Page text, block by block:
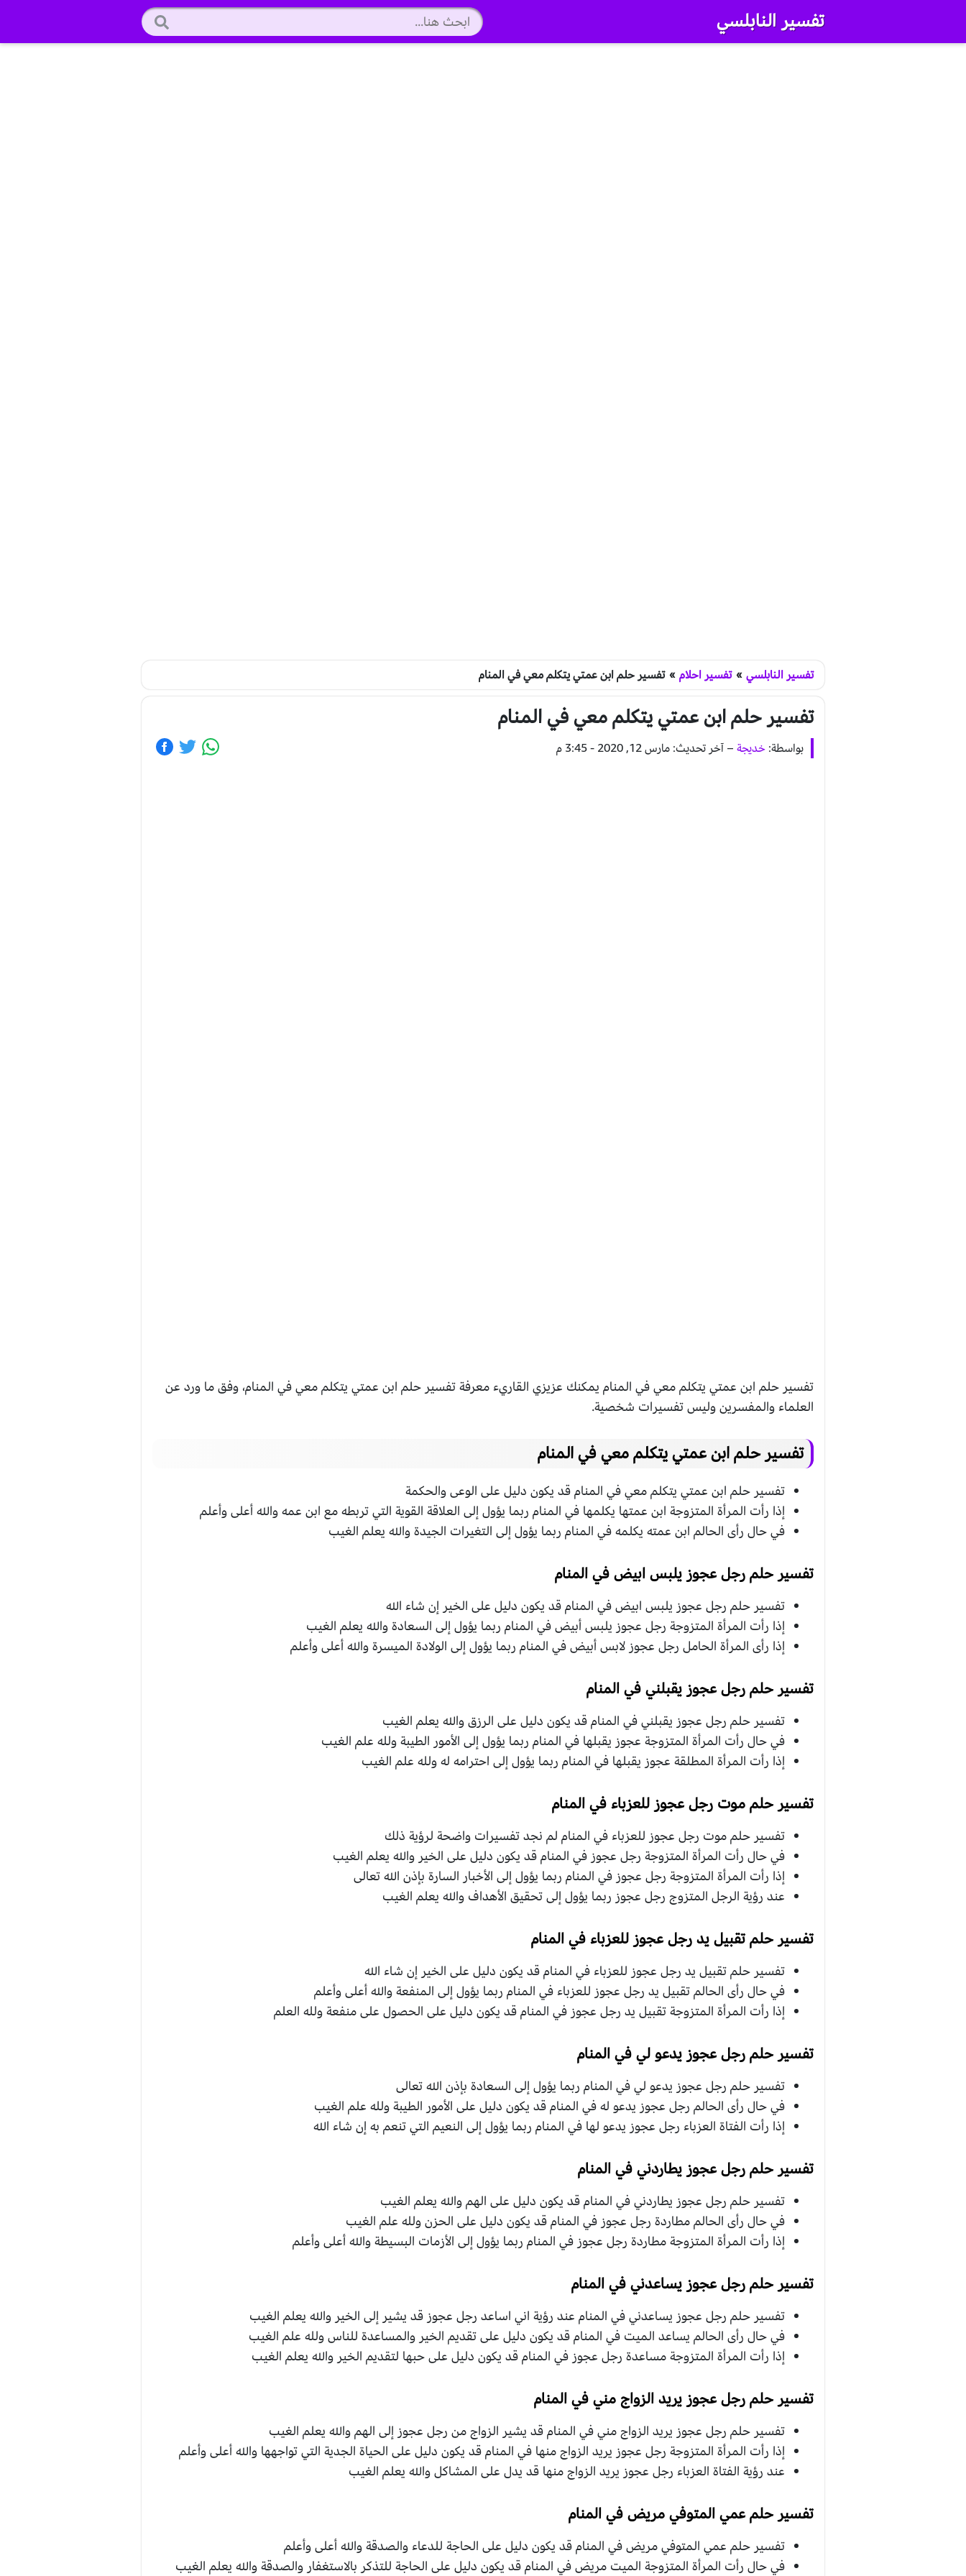
تفسير النابلسي
تفسير النابلسي » تفسير احلام » تفسير حلم ابن عمتي يتكلم معي في المنام
تفسير حلم ابن عمتي يتكلم معي في المنام
بواسطة: خديجة – آخر تحديث: مارس 12, 2020 - 3:45 م
تفسير حلم ابن عمتي يتكلم معي في المنام يمكنك عزيزي القاريء معرفة تفسير حلم ابن عمتي يتكلم معي في المنام، وفق ما ورد عن
العلماء والمفسرين وليس تفسيرات شخصية.
تفسير حلم ابن عمتي يتكلم معي في المنام
تفسير حلم ابن عمتي يتكلم معي في المنام قد يكون دليل على الوعى والحكمة
إذا رأت المرأة المتزوجة ابن عمتها يكلمها في المنام ربما يؤول إلى العلاقة القوية التي تربطه مع ابن عمه والله أعلى وأعلم
في حال رأى الحالم ابن عمته يكلمه في المنام ربما يؤول إلى التغيرات الجيدة والله يعلم الغيب
تفسير حلم رجل عجوز يلبس ابيض في المنام
تفسير حلم رجل عجوز يلبس ابيض في المنام قد يكون دليل على الخير إن شاء الله
إذا رأت المرأة المتزوجة رجل عجوز يلبس أبيض في المنام ربما يؤول إلى السعادة والله يعلم الغيب
إذا رأى المرأة الحامل رجل عجوز لابس أبيض في المنام ربما يؤول إلى الولادة الميسرة والله أعلى وأعلم
تفسير حلم رجل عجوز يقبلني في المنام
تفسير حلم رجل عجوز يقبلني في المنام قد يكون دليل على الرزق والله يعلم الغيب
في حال رأت المرأة المتزوجة عجوز يقبلها في المنام ربما يؤول إلى الأمور الطيبة ولله علم الغيب
إذا رأت المرأة المطلقة عجوز يقبلها في المنام ربما يؤول إلى احترامه له ولله علم الغيب
تفسير حلم موت رجل عجوز للعزباء في المنام
تفسير حلم موت رجل عجوز للعزباء في المنام لم نجد تفسيرات واضحة لرؤية ذلك
في حال رأت المرأة المتزوجة رجل عجوز في المنام قد يكون دليل على الخير والله يعلم الغيب
إذا رأت المرأة المتزوجة رجل عجوز في المنام ربما يؤول إلى الأخبار السارة بإذن الله تعالى
عند رؤية الرجل المتزوج رجل عجوز ربما يؤول إلى تحقيق الأهداف والله يعلم الغيب
تفسير حلم تقبيل يد رجل عجوز للعزباء في المنام
تفسير حلم تقبيل يد رجل عجوز للعزباء في المنام قد يكون دليل على الخير إن شاء الله
في حال رأى الحالم تقبيل يد رجل عجوز للعزباء في المنام ربما يؤول إلى المنفعة والله أعلى وأعلم
إذا رأت المرأة المتزوجة تقبيل يد رجل عجوز في المنام قد يكون دليل على الحصول على منفعة ولله العلم
تفسير حلم رجل عجوز يدعو لي في المنام
تفسير حلم رجل عجوز يدعو لي في المنام ربما يؤول إلى السعادة بإذن الله تعالى
في حال رأى الحالم رجل عجوز يدعو له في المنام قد يكون دليل على الأمور الطيبة ولله علم الغيب
إذا رأت الفتاة العزباء رجل عجوز يدعو لها في المنام ربما يؤول إلى النعيم التي تنعم به إن شاء الله
تفسير حلم رجل عجوز يطاردني في المنام
تفسير حلم رجل عجوز يطاردني في المنام قد يكون دليل على الهم والله يعلم الغيب
في حال رأى الحالم مطاردة رجل عجوز في المنام قد يكون دليل على الحزن ولله علم الغيب
إذا رأت المرأة المتزوجة مطاردة رجل عجوز في المنام ربما يؤول إلى الأزمات البسيطة والله أعلى وأعلم
تفسير حلم رجل عجوز يساعدني في المنام
تفسير حلم رجل عجوز يساعدني في المنام عند رؤية اني اساعد رجل عجوز قد يشير إلى الخير والله يعلم الغيب
في حال رأى الحالم يساعد الميت في المنام قد يكون دليل على تقديم الخير والمساعدة للناس ولله علم الغيب
إذا رأت المرأة المتزوجة مساعدة رجل عجوز في المنام قد يكون دليل على حبها لتقديم الخير والله يعلم الغيب
تفسير حلم رجل عجوز يريد الزواج مني في المنام
تفسير حلم رجل عجوز يريد الزواج مني في المنام قد يشير الزواج من رجل عجوز إلى الهم والله يعلم الغيب
إذا رأت المرأة المتزوجة رجل عجوز يريد الزواج منها في المنام قد يكون دليل على الحياة الجدية التي تواجهها والله أعلى وأعلم
عند رؤية الفتاة العزباء رجل عجوز يريد الزواج منها قد يدل على المشاكل والله يعلم الغيب
تفسير حلم عمي المتوفي مريض في المنام
تفسير حلم عمي المتوفي مريض في المنام قد يكون دليل على الحاجة للدعاء والصدقة والله أعلى وأعلم
في حال رأت المرأة المتزوجة الميت مريض في المنام قد يكون دليل على الحاجة للتذكر بالاستغفار والصدقة والله يعلم الغيب